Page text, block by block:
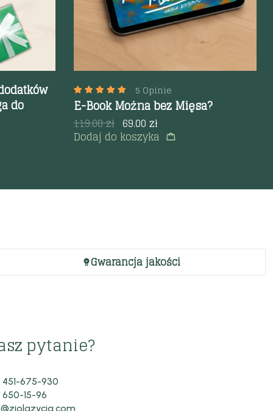
do
5 Opinie
E-Book Można bez Mięsa?
119.00zł 69.00 zł
Dodaj do koszyka
Gwarancja jakości
pytanie?
451-675-930
650-15-96